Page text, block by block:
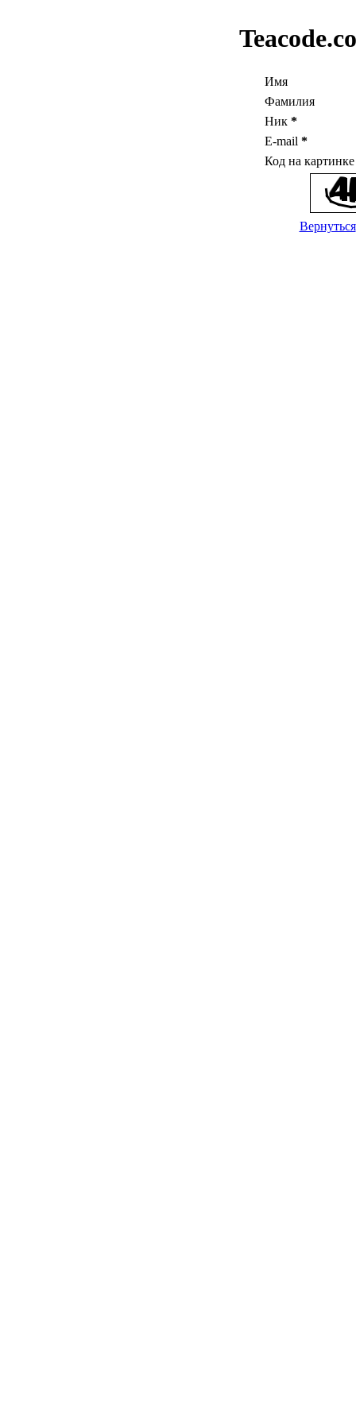
Имя
Фамилия
Ник *
E-mail *
Код на
Вернуться